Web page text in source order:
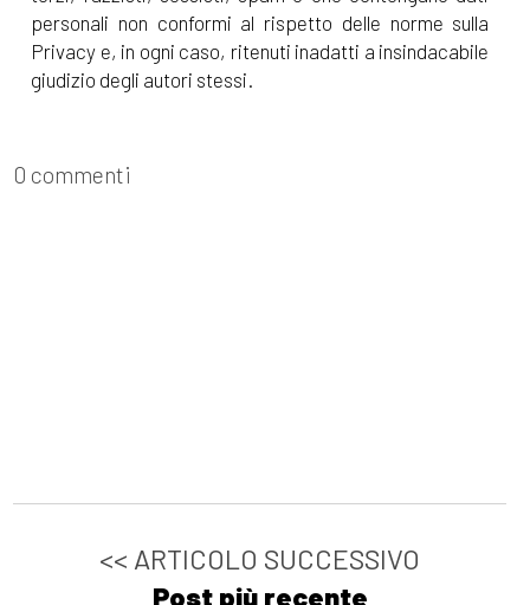
personali non conformi al rispetto delle norme sulla
Privacy e, in ogni caso, ritenuti inadatti a insindacabile
giudizio degli autori stessi.
0 commenti
<< ARTICOLO SUCCESSIVO
Post più recente